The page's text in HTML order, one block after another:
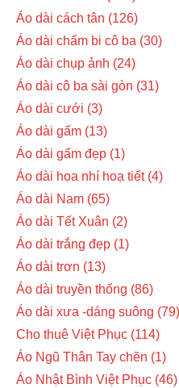
Áo dài cách tân
126
Áo dài chấm bi cô ba 30
Áo dài chụp ảnh
24
Áo dài cô ba sài gòn 31
Áo dài cưới 3
Áo dài gấm 13
Áo dài gấm đẹp 1
Áo dài hoa nhí hoạ tiết 4
Áo dài Nam 65
Áo dài Tết Xuân
2
Áo dài trắng đẹp 1
Áo dài trơn
13
Áo dài truyền thống 86
Áo dài xưa -dáng suông 79
Cho thuê Việt Phục 114
Áo Ngũ Thân Tay chẽn
1
Áo Nhật Bình Việt Phục 46